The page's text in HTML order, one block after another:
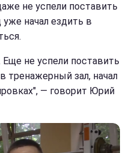
не успели поставить
уже начал ездить в
не успели поставить
тренажерный зал, начал
— говорит Юрий